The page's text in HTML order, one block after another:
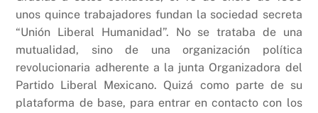
unos quince trabajadores fundan la sociedad secreta
“Unión Liberal Humanidad”. No se trataba de una
mutualidad, sino de una organización política
revolucionaria adherente a la junta Organizadora del
Partido Liberal Mexicano. Quizá como parte de su
plataforma de base, para entrar en contacto con los